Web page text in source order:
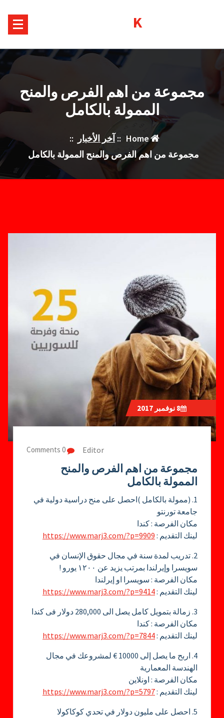
مجموعة من اهم الفرص والمنح
الممولة بالكامل
Home
::آخر الأخبار
::
مجموعة من اهم الفرص والمنح الممولة بالكامل
8 نوفمبر 2017
Editor
مجموعة من اهم الفرص والمنح
الممولة بالكامل
1. (ممولة بالكامل )احصل على منح دراسية دولية في
جامعة تورنتو
مكان الفرصة : كندا
لينك التقديم : https://www.marj3.com/?p=9909
2. تدريب لمدة سنة في مجال حقوق الإنسان في
سويسرا وإيرلندا بمرتب يزيد عن ١٢٠٠ يورو !
مكان الفرصة : سويسرا او إيرلندا
لينك التقديم :https://www.marj3.com/?p=9414
3. زمالة بتمويل كامل يصل الى 280,000 دولار فى كندا
مكان الفرصة : كندا
لينك التقديم :https://www.marj3.com/?p=7844
4. اربح ما يصل إلى 10000 € لمشروعك في مجال
الهندسة المعمارية
مكان الفرصة : اونلاين
لينك التقديم :https://www.marj3.com/?p=5797
5. احصل على مليون دولار في تحدي كوكاكولا